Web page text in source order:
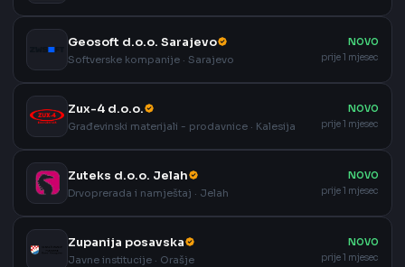
Geosoft d.o.o. Sarajevo
Softverske kompanije · Sarajevo
NOVO
prije 1 mjesec
Zux-4 d.o.o.
Građevinski materijali - prodavnice · Kalesija
NOVO
prije 1 mjesec
Zuteks d.o.o. Jelah
Drvoprerada i namještaj · Jelah
NOVO
prije 1 mjesec
Zupanija posavska
Javne institucije · Orašje
NOVO
prije 1 mjesec